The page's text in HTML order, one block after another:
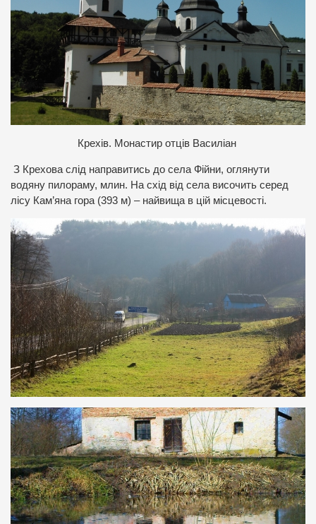
Крехів. Монастир отців Василіан
З Крехова слід направитись до села Фійни, оглянути
водяну пилораму, млин. На схід від села височить серед
лісу Кам’яна гора (393 м) – найвища в цій місцевості.